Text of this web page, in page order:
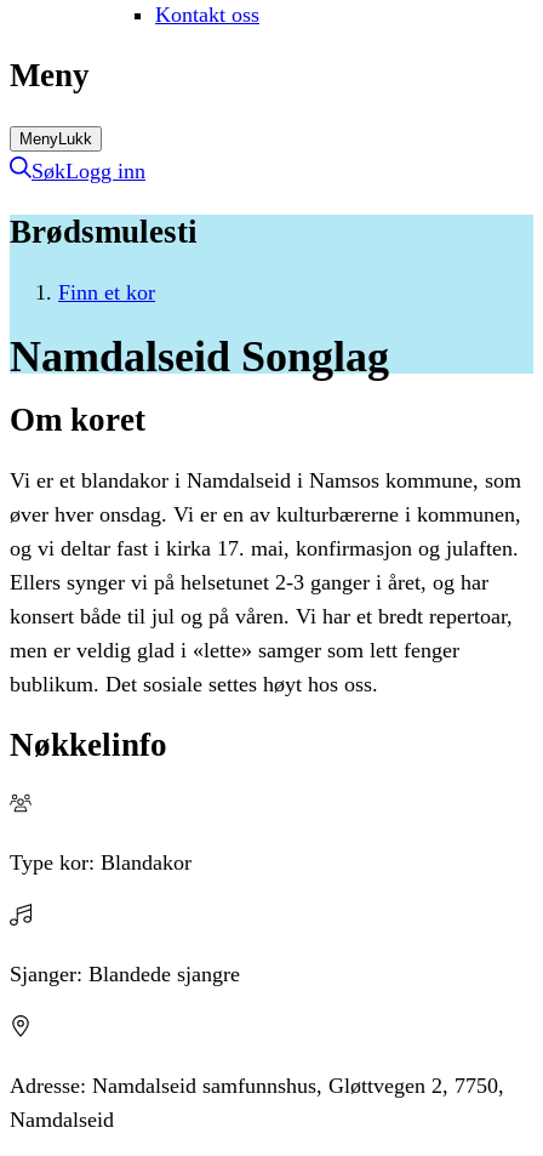
Kontakt oss
Meny
MenyLukk
SøkLogg inn
Brødsmulesti
Finn et kor
Namdalseid Songlag
Om koret
Vi er et blandakor i Namdalseid i Namsos kommune, som
øver hver onsdag. Vi er en av kulturbærerne i kommunen,
og vi deltar fast i kirka 17. mai, konfirmasjon og julaften.
Ellers synger vi på helsetunet 2-3 ganger i året, og har
konsert både til jul og på våren. Vi har et bredt repertoar,
men er veldig glad i «lette» samger som lett fenger
bublikum. Det sosiale settes høyt hos oss.
Nøkkelinfo
Type kor: Blandakor
Sjanger: Blandede sjangre
Adresse: Namdalseid samfunnshus, Gløttvegen 2, 7750,
Namdalseid